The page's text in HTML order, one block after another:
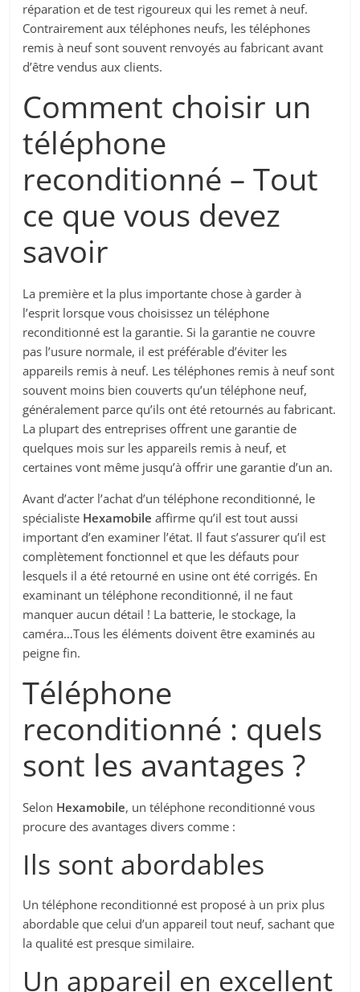
réparation et de test rigoureux qui les remet à neuf.
Contrairement aux téléphones neufs, les téléphones
remis à neuf sont souvent renvoyés au fabricant avant
d’être vendus aux clients.
Comment choisir un
téléphone
reconditionné – Tout
ce que vous devez
savoir
La première et la plus importante chose à garder à
l’esprit lorsque vous choisissez un téléphone
reconditionné est la garantie. Si la garantie ne couvre
pas l’usure normale, il est préférable d’éviter les
appareils remis à neuf. Les téléphones remis à neuf sont
souvent moins bien couverts qu’un téléphone neuf,
généralement parce qu’ils ont été retournés au fabricant.
La plupart des entreprises offrent une garantie de
quelques mois sur les appareils remis à neuf, et
certaines vont même jusqu’à offrir une garantie d’un an.
Avant d’acter l’achat d’un téléphone reconditionné, le
spécialiste Hexamobile affirme qu’il est tout aussi
important d’en examiner l’état. Il faut s’assurer qu’il est
complètement fonctionnel et que les défauts pour
lesquels il a été retourné en usine ont été corrigés. En
examinant un téléphone reconditionné, il ne faut
manquer aucun détail ! La batterie, le stockage, la
caméra…Tous les éléments doivent être examinés au
peigne fin.
Téléphone
reconditionné : quels
sont les avantages ?
Selon Hexamobile, un téléphone reconditionné vous
procure des avantages divers comme :
Ils sont abordables
Un téléphone reconditionné est proposé à un prix plus
abordable que celui d’un appareil tout neuf, sachant que
la qualité est presque similaire.
Un appareil en excellent